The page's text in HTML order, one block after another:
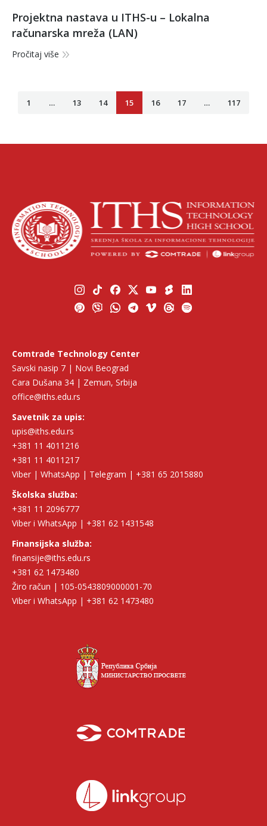
Projektna nastava u ITHS-u – Lokalna
računarska mreža (LAN)
Pročitaj više
1 … 13 14 15 16 17 … 117
Comtrade Technology Center
Savski nasip 7 | Novi Beograd
Cara Dušana 34 | Zemun, Srbija
office@iths.edu.rs
Savetnik za upis:
upis@iths.edu.rs
+381 11 4011216
+381 11 4011217
Viber | WhatsApp | Telegram | +381 65 2015880
Školska služba:
+381 11 2096777
Viber i WhatsApp | +381 62 1431548
Finansijska služba:
finansije@iths.edu.rs
+381 62 1473480
Žiro račun | 105-0543809000001-70
Viber i WhatsApp | +381 62 1473480